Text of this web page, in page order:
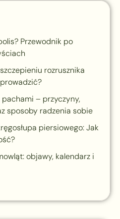
Przewodnik po
rozrusznika
– przyczyny,
sposoby radzenia sobie
piersiowego: Jak
objawy, kalendarz i